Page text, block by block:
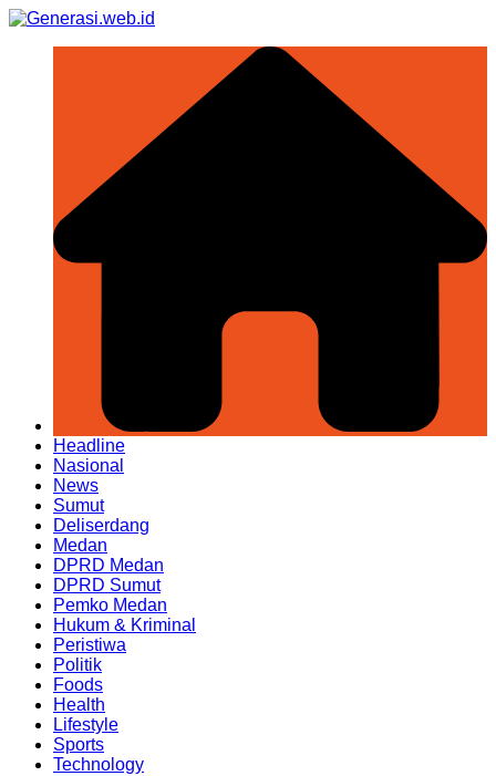
Skip
Headline
Nasional
News
Sumut
Deliserdang
Medan
DPRD Medan
DPRD Sumut
Pemko Medan
Hukum & Kriminal
Peristiwa
Politik
Foods
Health
Lifestyle
Sports
Technology